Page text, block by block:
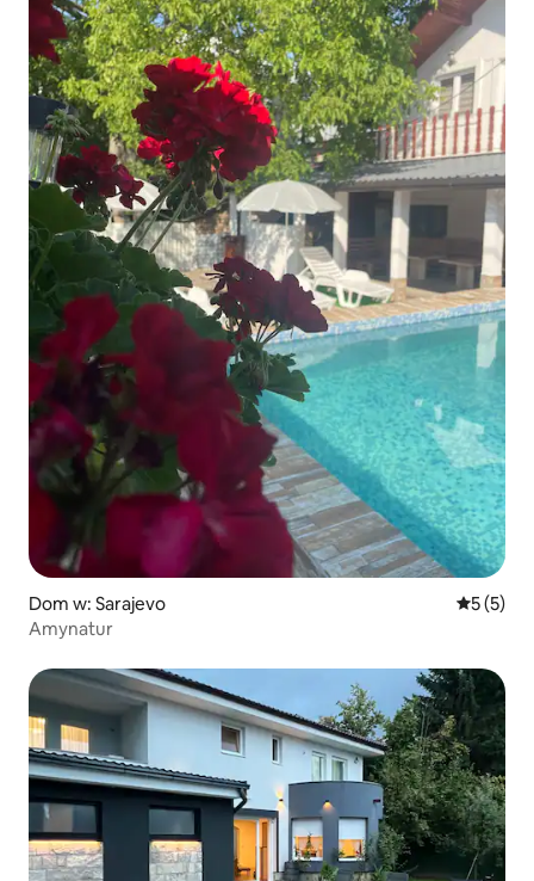
Dom w: Sarajevo Średnia
5 (5)
Amynatur